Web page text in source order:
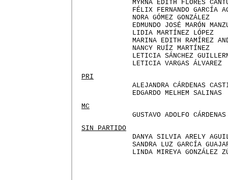
MYRNA EDITH FLORES
FÉLIX FERNANDO GARCÍA
NORA GÓMEZ GONZÁLEZ
EDMUNDO JOSÉ MARÓN
LIDIA MARTÍNEZ LÓPEZ
MARINA EDITH RAMÍREZ
NANCY RUÍZ MARTÍNEZ
LETICIA SÁNCHEZ
LETICIA VARGAS ÁLVAREZ
PRI
ALEJANDRA CÁRDENAS
EDGARDO MELHEM SALINAS
MC
GUSTAVO ADOLFO
SIN PARTIDO
DANYA SILVIA ARELY
SANDRA LUZ GARCÍA
LINDA MIREYA GONZÁLEZ